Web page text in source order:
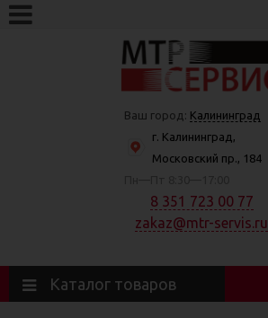
Ваш город: Калининград
г. Калининград,
Московский пр., 184
8 351 723 00 77
zakaz@mtr-servis.ru
Каталог товаров